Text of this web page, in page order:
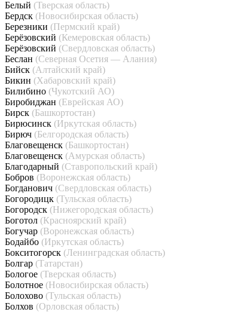
Белый (Тверская область)
Бердск (Новосибирская область)
Березники (Пермский край)
Берёзовский (Кемеровская область)
Берёзовский (Свердловская область)
Беслан (Северная Осетия — Алания)
Бийск (Алтайский край)
Бикин (Хабаровский край)
Билибино (Чукотский АО)
Биробиджан (Еврейская АО)
Бирск (Башкортостан)
Бирюсинск (Иркутская область)
Бирюч (Белгородская область)
Благовещенск (Башкортостан)
Благовещенск (Амурская область)
Благодарный (Ставропольский край)
Бобров (Воронежская область)
Богданович (Свердловская область)
Богородицк (Тульская область)
Богородск (Нижегородская область)
Боготол (Красноярский край)
Богучар (Воронежская область)
Бодайбо (Иркутская область)
Бокситогорск (Ленинградская область)
Болгар (Татарстан)
Бологое (Тверская область)
Болотное (Новосибирская область)
Болохово (Тульская область)
Болхов (Орловская область)